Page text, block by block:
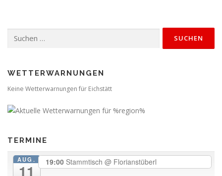
nach:
WETTERWARNUNGEN
Keine Wetterwarnungen für Eichstätt
TERMINE
AUG.
11 19:00 Stammtisch @ Florianstüberl